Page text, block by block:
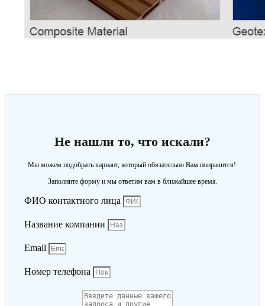
Не нашли то, что искали?
Мы можем подобрать вариант, который обязательно Вам понравится!
Заполните форму и мы ответим вам в ближайшее время.
ФИО контактного лица
Название компании
Email
Номер телефона